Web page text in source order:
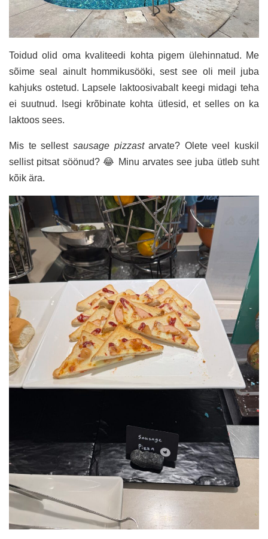
Toidud olid oma kvaliteedi kohta pigem ülehinnatud. Me
sõime seal ainult hommikusööki, sest see oli meil juba
kahjuks ostetud. Lapsele laktoosivabalt keegi midagi teha
ei suutnud. Isegi krõbinate kohta ütlesid, et selles on ka
laktoos sees.
Mis te sellest sausage pizzastarvate? Olete veel kuskil
sellist pitsat söönud? 😂 Minu arvates see juba ütleb suht
kõik ära.